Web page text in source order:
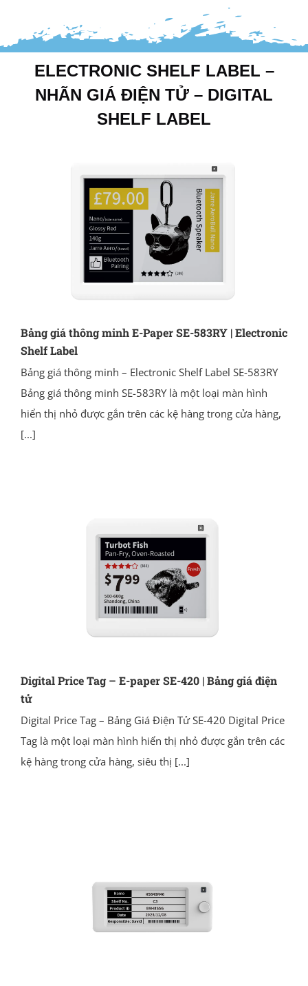
ELECTRONIC SHELF LABEL –
NHÃN GIÁ ĐIỆN TỬ – DIGITAL
SHELF LABEL
Bảng giá thông minh E-Paper SE-583RY | Electronic
Shelf Label
Bảng giá thông minh – Electronic Shelf Label SE-583RY
Bảng giá thông minh SE-583RY là một loại màn hình
hiển thị nhỏ được gắn trên các kệ hàng trong cửa hàng,
[...]
Digital Price Tag – E-paper SE-420 | Bảng giá điện
tử
Digital Price Tag – Bảng Giá Điện Tử SE-420 Digital Price
Tag là một loại màn hình hiển thị nhỏ được gắn trên các
kệ hàng trong cửa hàng, siêu thị [...]